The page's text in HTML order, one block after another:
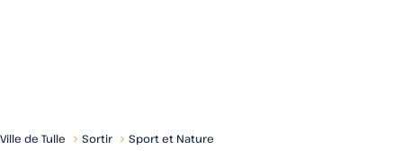
Ville de Tulle Sortir Sport et Nature